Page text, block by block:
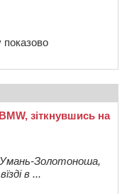
показово
зіткнувшись на
Умань-Золотоноша,
в ...